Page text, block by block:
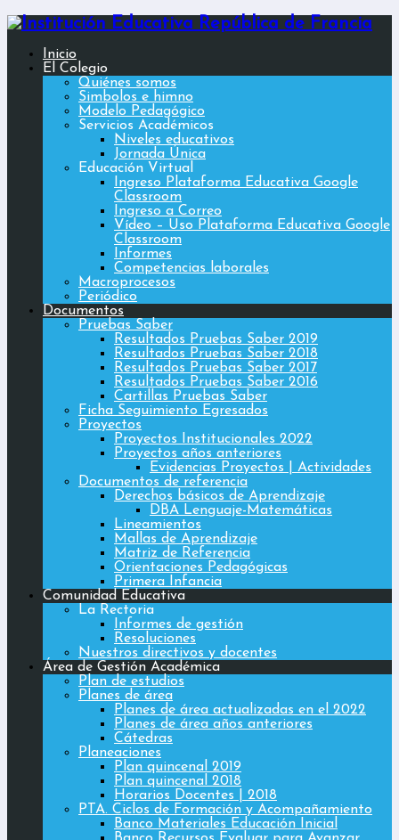
Inicio
El Colegio
Quiénes somos
Simbolos e himno
Modelo Pedagógico
Servicios Académicos
Niveles educativos
Jornada Única
Educación Virtual
Ingreso Plataforma Educativa Google
Classroom
Ingreso a Correo
Vídeo – Uso Plataforma Educativa Google
Classroom
Informes
Competencias laborales
Macroprocesos
Periódico
Documentos
Pruebas Saber
Resultados Pruebas Saber 2019
Resultados Pruebas Saber 2018
Resultados Pruebas Saber 2017
Resultados Pruebas Saber 2016
Cartillas Pruebas Saber
Ficha Seguimiento Egresados
Proyectos
Proyectos Institucionales 2022
Proyectos años anteriores
Evidencias Proyectos | Actividades
Documentos de referencia
Derechos básicos de Aprendizaje
DBA Lenguaje-Matemáticas
Lineamientos
Mallas de Aprendizaje
Matriz de Referencia
Orientaciones Pedagógicas
Primera Infancia
Comunidad Educativa
La Rectoria
Informes de gestión
Resoluciones
Nuestros directivos y docentes
Área de Gestión Académica
Plan de estudios
Planes de área
Planes de área actualizadas en el 2022
Planes de área años anteriores
Cátedras
Planeaciones
Plan quincenal 2019
Plan quincenal 2018
Horarios Docentes | 2018
PTA. Ciclos de Formación y Acompañamiento
Banco Materiales Educación Inicial